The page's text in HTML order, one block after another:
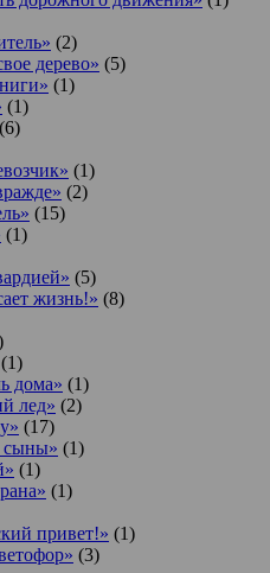
(2)
дерево» (5)
(1)
(1)
(6)
(1)
(2)
(15)
(1)
(5)
жизнь!» (8)
(1)
дома» (1)
лед» (2)
(17)
сыны» (1)
(1)
(1)
привет!» (1)
(3)